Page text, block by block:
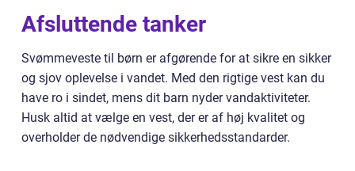
Afsluttende tanker
Svømmeveste til børn er afgørende for at sikre en sikker
og sjov oplevelse i vandet. Med den rigtige vest kan du
have ro i sindet, mens dit barn nyder vandaktiviteter.
Husk altid at vælge en vest, der er af høj kvalitet og
overholder de nødvendige sikkerhedsstandarder.